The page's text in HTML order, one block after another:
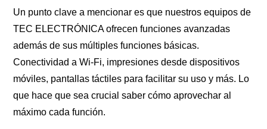
Un punto clave a mencionar es que nuestros equipos de
TEC ELECTRÓNICA ofrecen funciones avanzadas
además de sus múltiples funciones básicas.
Conectividad a Wi-Fi, impresiones desde dispositivos
móviles, pantallas táctiles para facilitar su uso y más. Lo
que hace que sea crucial saber cómo aprovechar al
máximo cada función.